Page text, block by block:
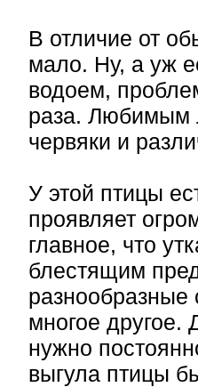
В отличие от
мало. Ну, а уж
водоем,
раза. Любимым
червяки и
У этой птицы
проявляет
главное, что
блестящим
разнообразные
многое другое.
нужно
выгула птицы